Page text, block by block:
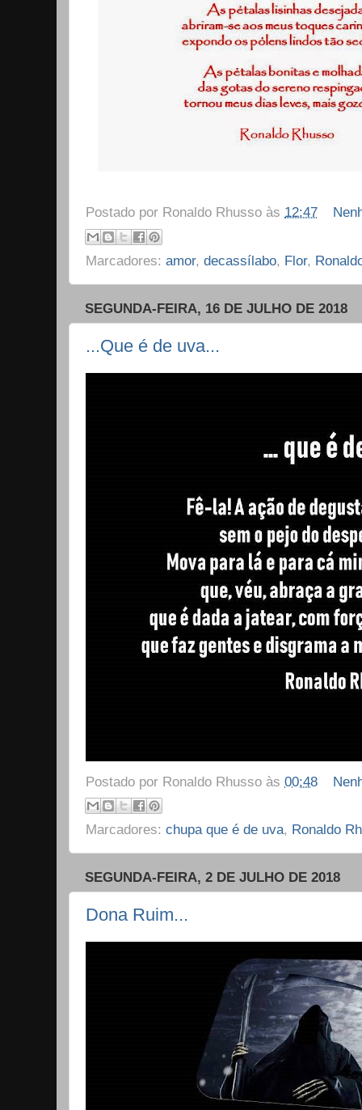
Postado por Ronaldo Rhusso às 12:47
Marcadores: amor, decassílabo, Flor,
SEGUNDA-FEIRA, 16 DE JULHO DE 2018
...Que é de uva...
Postado por Ronaldo Rhusso às 00:48
Marcadores: chupa que é de uva, Ronaldo
SEGUNDA-FEIRA, 2 DE JULHO DE 2018
Dona Ruim...